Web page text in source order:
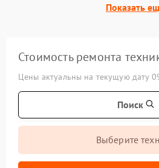
Показать
Стоимость ремонта
Цены актуальны на текущую дату
Поиск
Выберите